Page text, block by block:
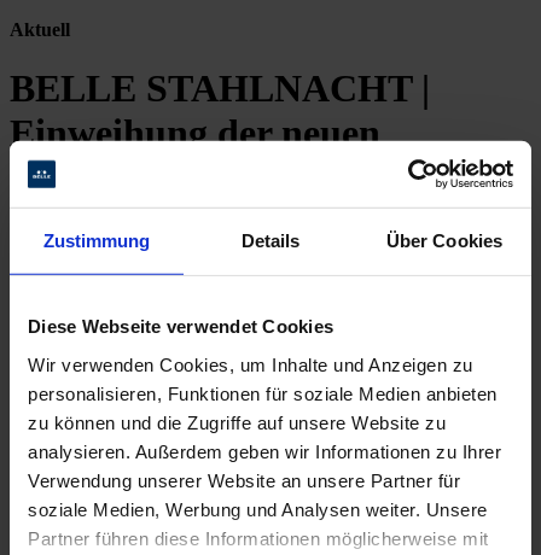
Zustimmung Details Über Cookies
Diese Webseite verwendet Cookies
Wir verwenden Cookies, um Inhalte und Anzeigen zu
personalisieren, Funktionen für soziale Medien anbieten
zu können und die Zugriffe auf unsere Website zu
analysieren. Außerdem geben wir Informationen zu Ihrer
Verwendung unserer Website an unsere Partner für
soziale Medien, Werbung und Analysen weiter. Unsere
Partner führen diese Informationen möglicherweise mit
Aktuell
BELLE STAHLNACHT |
Einweihung der neuen
Stahlhalle in Wyhl
Aktuelles
BELLE STAHLNACHT | Einweihung der neuen
Stahlhalle in Wyhl
Benedikt Belle, Gründer und Vorstand der BELLE AG konnte 440
Gäste aus Kunden, Geschäftspartnern, Mitarbeitern, Freunden und
Familie zu diesem besonderen Event am Samstagabend, den 13.
April 2024 in der neuen Produktionshalle mit 1.200 qm am Standort
Wyhl begrüßen.
In seiner Begrüßungsrede berichtete er chronologisch über das
Wachstum des Unternehmens. Es war ein Kindheitstraum der wahr